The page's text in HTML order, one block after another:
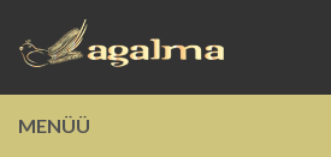
MENÜÜ